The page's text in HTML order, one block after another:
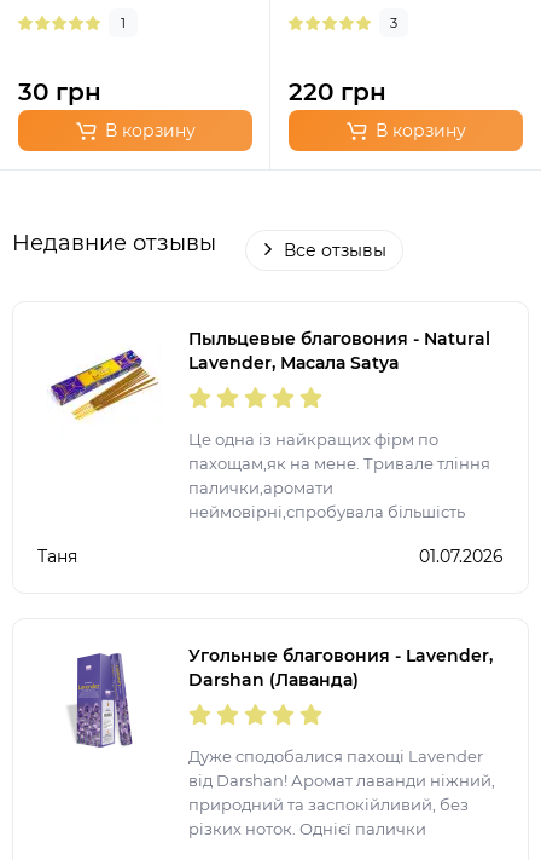
1
30 грн
В корзину
3
220 грн
В корзину
Недавние отзывы Все отзывы
Пыльцевые благовония - Natural
Lavender, Масала Satya
(Натуральная Лаванда)
Це одна із найкращих фірм по
пахощам,як на мене. Тривале тління
палички,аромати
неймовірні,спробувала більшість
запалення ще на довго залишається
Таня 01.07.2026
Угольные благовония - Lavender,
Darshan (Лаванда)
Дуже сподобалися пахощі Lavender
від Darshan! Аромат лаванди ніжний,
природний та заспокійливий, без
різких ноток. Однієї палички